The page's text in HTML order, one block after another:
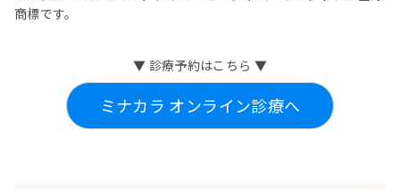
商標です。
▼ 診療予約はこちら ▼
ミナカラ オンライン診療へ